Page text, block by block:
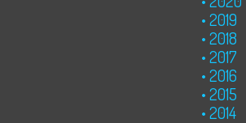
2019
2018
2017
2016
2015
2014